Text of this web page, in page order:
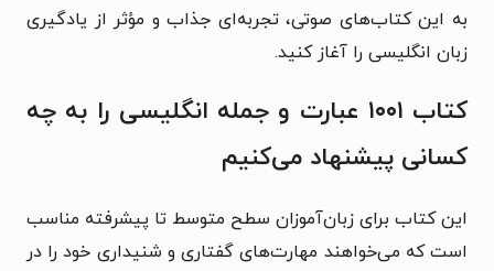
به این کتاب‌های صوتی، تجربه‌ای جذاب و مؤثر از یادگیری
زبان انگلیسی را آغاز کنید.
کتاب ۱۰۰۱ عبارت و جمله انگلیسی را به چه
کسانی پیشنهاد می‌کنیم
این کتاب برای زبان‌آموزان سطح متوسط تا پیشرفته مناسب
است که می‌خواهند مهارت‌های گفتاری و شنیداری خود را در